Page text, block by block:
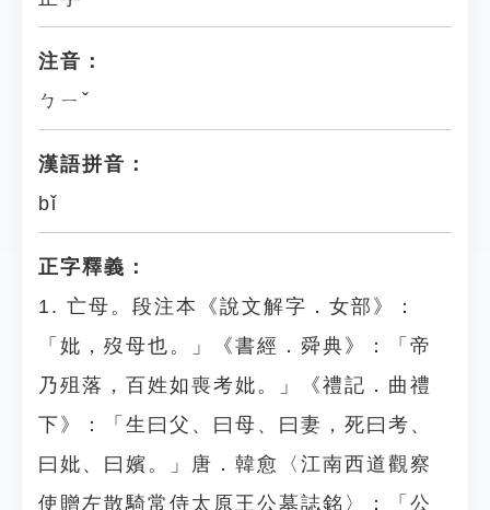
注音：
ㄅㄧˇ
漢語拼音：
bǐ
正字釋義：
1. 亡母。段注本《說文解字．女部》：
「妣，歿母也。」《書經．舜典》：「帝
乃殂落，百姓如喪考妣。」《禮記．曲禮
下》：「生曰父、曰母、曰妻，死曰考、
曰妣、曰嬪。」唐．韓愈〈江南西道觀察
使贈左散騎常侍太原王公墓誌銘〉：「公